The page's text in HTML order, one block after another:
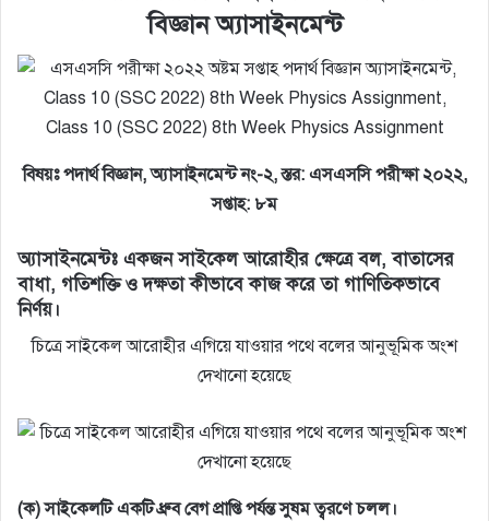
বিজ্ঞান অ্যাসাইনমেন্ট
Class 10 (SSC 2022) 8th Week Physics Assignment
বিষয়ঃ পদার্থ বিজ্ঞান, অ্যাসাইনমেন্ট নং-২, স্তর: এসএসসি পরীক্ষা ২০২২,
সপ্তাহ: ৮ম
অ্যাসাইনমেন্টঃ একজন সাইকেল আরােহীর ক্ষেত্রে বল, বাতাসের
বাধা, গতিশক্তি ও দক্ষতা কীভাবে কাজ করে তা গাণিতিকভাবে
নির্ণয়।
চিত্রে সাইকেল আরােহীর এগিয়ে যাওয়ার পথে বলের আনুভূমিক অংশ
দেখানাে হয়েছে
(ক) সাইকেলটি একটি ধ্রুব বেগ প্রাপ্তি পর্যন্ত সুষম ত্বরণে চলল।